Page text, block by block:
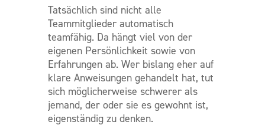
Tatsächlich sind nicht alle
Teammitglieder automatisch
teamfähig. Da hängt viel von der
eigenen Persönlichkeit sowie von
Erfahrungen ab. Wer bislang eher auf
klare Anweisungen gehandelt hat, tut
sich möglicherweise schwerer als
jemand, der oder sie es gewohnt ist,
eigenständig zu denken.